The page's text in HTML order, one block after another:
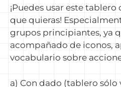
¡Puedes usar este
que quieras!
grupos principiantes, ya
acompañado de iconos,
vocabulario sobre
a) Con dado (tablero sólo